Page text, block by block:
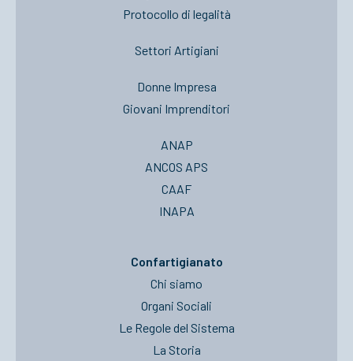
Protocollo di legalità
Settori Artigiani
Donne Impresa
Giovani Imprenditori
ANAP
ANCOS APS
CAAF
INAPA
Confartigianato
Chi siamo
Organi Sociali
Le Regole del Sistema
La Storia